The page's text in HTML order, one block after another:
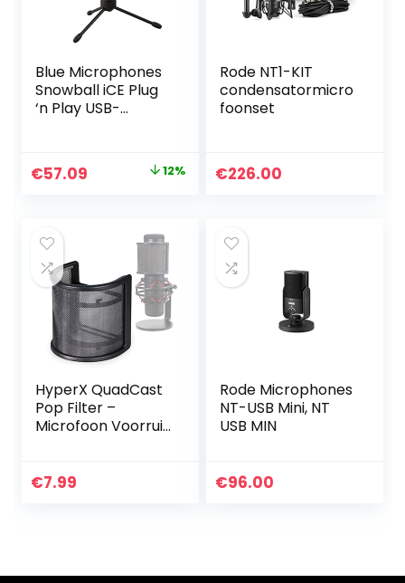
Blue Microphones
Snowball iCE Plug
‘n Play USB-
Podcasten,
Uitzenden, Twitch-
YouTube-video’s
op Pc en Mac –
Zwart
Original
€64.99.
€57.09 Current
€57.09.
12%
Rode NT1-KIT
condensatormicro
foonset
€226.00
HyperX QuadCast
Pop Filter –
Microfoon Voorruit
QuadCast S USB
€7.99
Rode Microphones
NT-USB Mini, NT
USB MIN
€96.00